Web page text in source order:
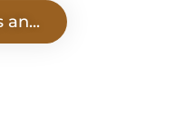
an...